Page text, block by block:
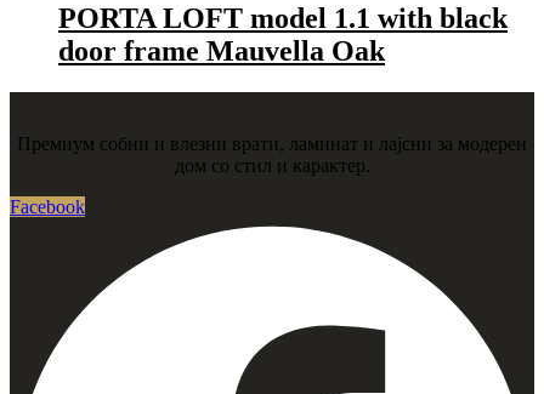
PORTA LOFT model 1.1 with black
door frame Mauvella Oak
Премиум собни и влезни врати, ламинат и лајсни за модерен
дом со стил и карактер.
Facebook